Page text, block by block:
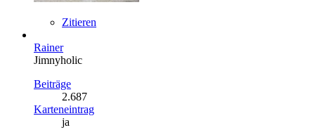
Zitieren
Rainer
Jimnyholic
Beiträge
2.687
Karteneintrag
ja